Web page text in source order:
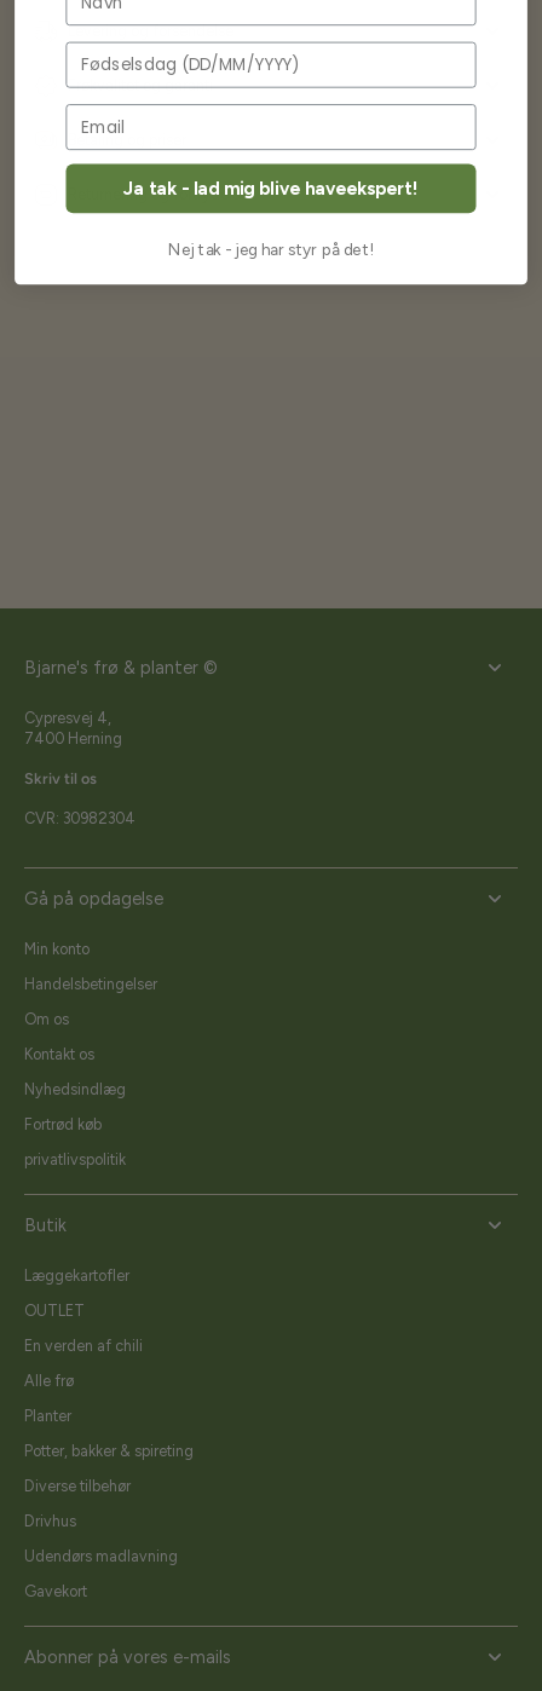
Levering og forsendelse
Frøkvalitet og garanti
Returnering og fortrydelse
Bjarne's frø & planter ©
Cypresvej 4,
7400 Herning
Skriv til os
CVR: 30982304
Gå på opdagelse
Min konto
Handelsbetingelser
Om os
Kontakt os
Nyhedsindlæg
Fortrød køb
privatlivspolitik
Butik
Læggekartofler
OUTLET
En verden af chili
Alle frø
Planter
Potter, bakker & spireting
Diverse tilbehør
Drivhus
Udendørs madlavning
Gavekort
Abonner på vores e-mails
Fødselsdag
Ja tak - lad mig blive haveekspert!
Nej tak - jeg har styr på det!